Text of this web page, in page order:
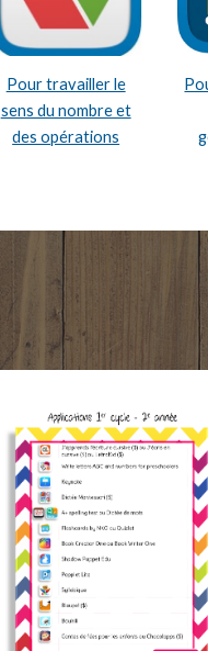
Pour travailler le
sens du nombre et
des opérations